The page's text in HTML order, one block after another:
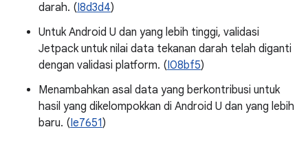
darah. (I8d3d4)
Untuk Android U dan yang lebih tinggi, validasi
Jetpack untuk nilai data tekanan darah telah diganti
dengan validasi platform. (I08bf5)
Menambahkan asal data yang berkontribusi untuk
hasil yang dikelompokkan di Android U dan yang lebih
baru. (Ie7651)